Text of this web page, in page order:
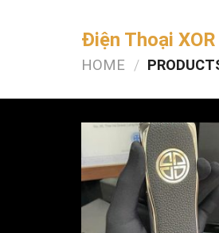
Điện Thoại
HOME /